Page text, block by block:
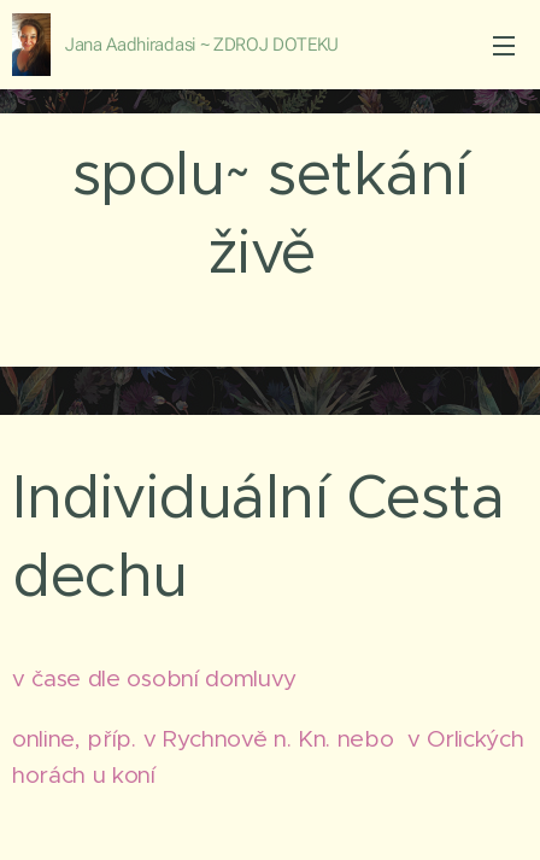
Jana Aadhiradasi ~ ZDROJ DOTEKU
spolu~ setkání
živě
Individuální Cesta
dechu
v čase dle osobní domluvy
online, příp. v Rychnově n. Kn. nebo v Orlických
horách u koní